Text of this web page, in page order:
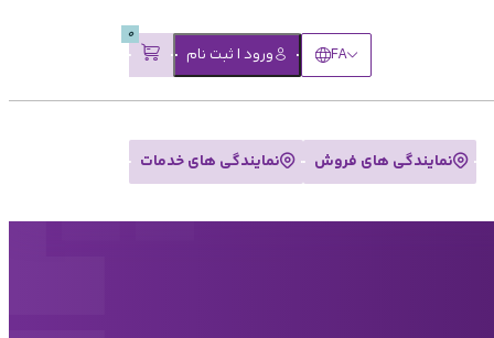
FA ورود | ثبت نام
0
نمایندگی های فروش نمایندگی های خدمات